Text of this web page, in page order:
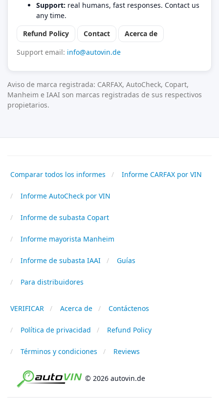
Support: real humans, fast responses. Contact us
any time.
Refund Policy
Contact
Acerca de
Support email: info@autovin.de
Aviso de marca registrada: CARFAX, AutoCheck, Copart,
Manheim e IAAI son marcas registradas de sus respectivos
propietarios.
Comparar todos los informes Informe CARFAX por VIN
Informe AutoCheck por VIN
Informe de subasta Copart
Informe mayorista Manheim
Informe de subasta IAAI Guías
Para distribuidores
VERIFICAR Acerca de Contáctenos
Política de privacidad Refund Policy
Términos y condiciones Reviews
© 2026 autovin.de